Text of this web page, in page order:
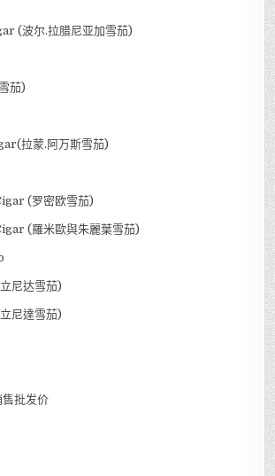
(波尔.拉腊尼亚加雪茄)
茄)
拉蒙.阿万斯雪茄)
(罗密欧雪茄)
(羅米歐與朱麗葉雪茄)
尼达雪茄)
尼達雪茄)
售批发价